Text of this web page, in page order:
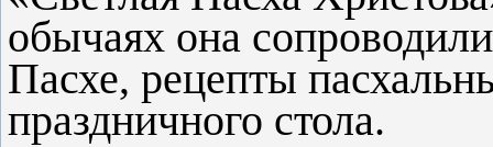
обычаях она
Пасхе, рецепты
праздничного стола.